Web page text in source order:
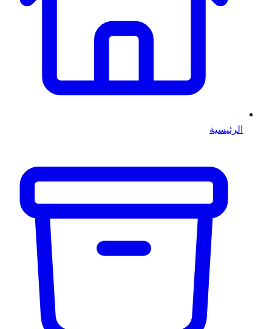
الرئيسية